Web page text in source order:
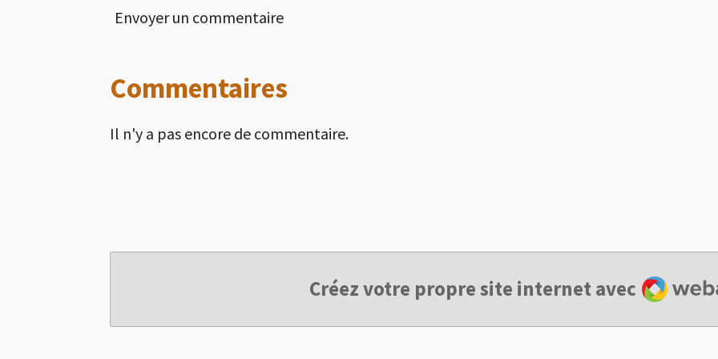
Envoyer un commentaire
Commentaires
Il n'y a pas encore de commentaire.
Créez votre propre site internet avec